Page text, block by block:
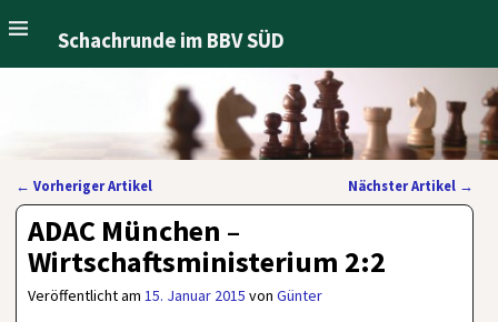
Schachrunde im BBV SÜD
Artikelnavigation
← Vorheriger Artikel Nächster Artikel →
ADAC München –
Wirtschaftsministerium 2:2
Veröffentlicht am15. Januar 2015 vonGünter